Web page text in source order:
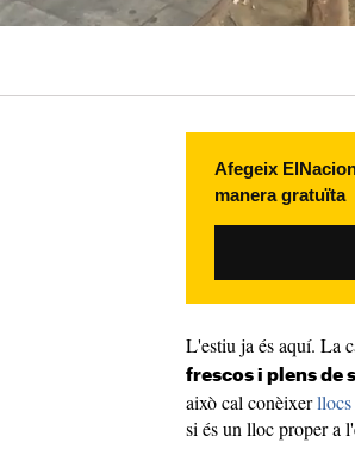
Afegeix
manera gratuïta
L'estiu ja és aquí. La
frescos i plens de
això cal conèixer
si és un lloc proper a